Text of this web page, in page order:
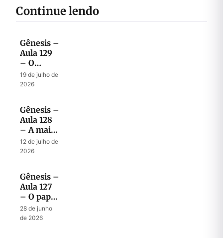
Continue lendo
Gênesis –
Aula 129
– O
Mistério
dos dois
19 de julho de
2026
Gênesis –
Aula 128
– A mais
surpreendente
bênção
12 de julho de
2026
Gênesis –
Aula 127
– O papel
Profético
de Jacó
28 de junho
de 2026